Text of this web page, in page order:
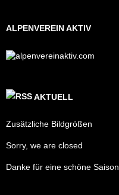
ALPENVEREIN AKTIV
AKTUELL
Zusätzliche Bildgrößen
Sorry, we are closed
Danke für eine schöne Saison